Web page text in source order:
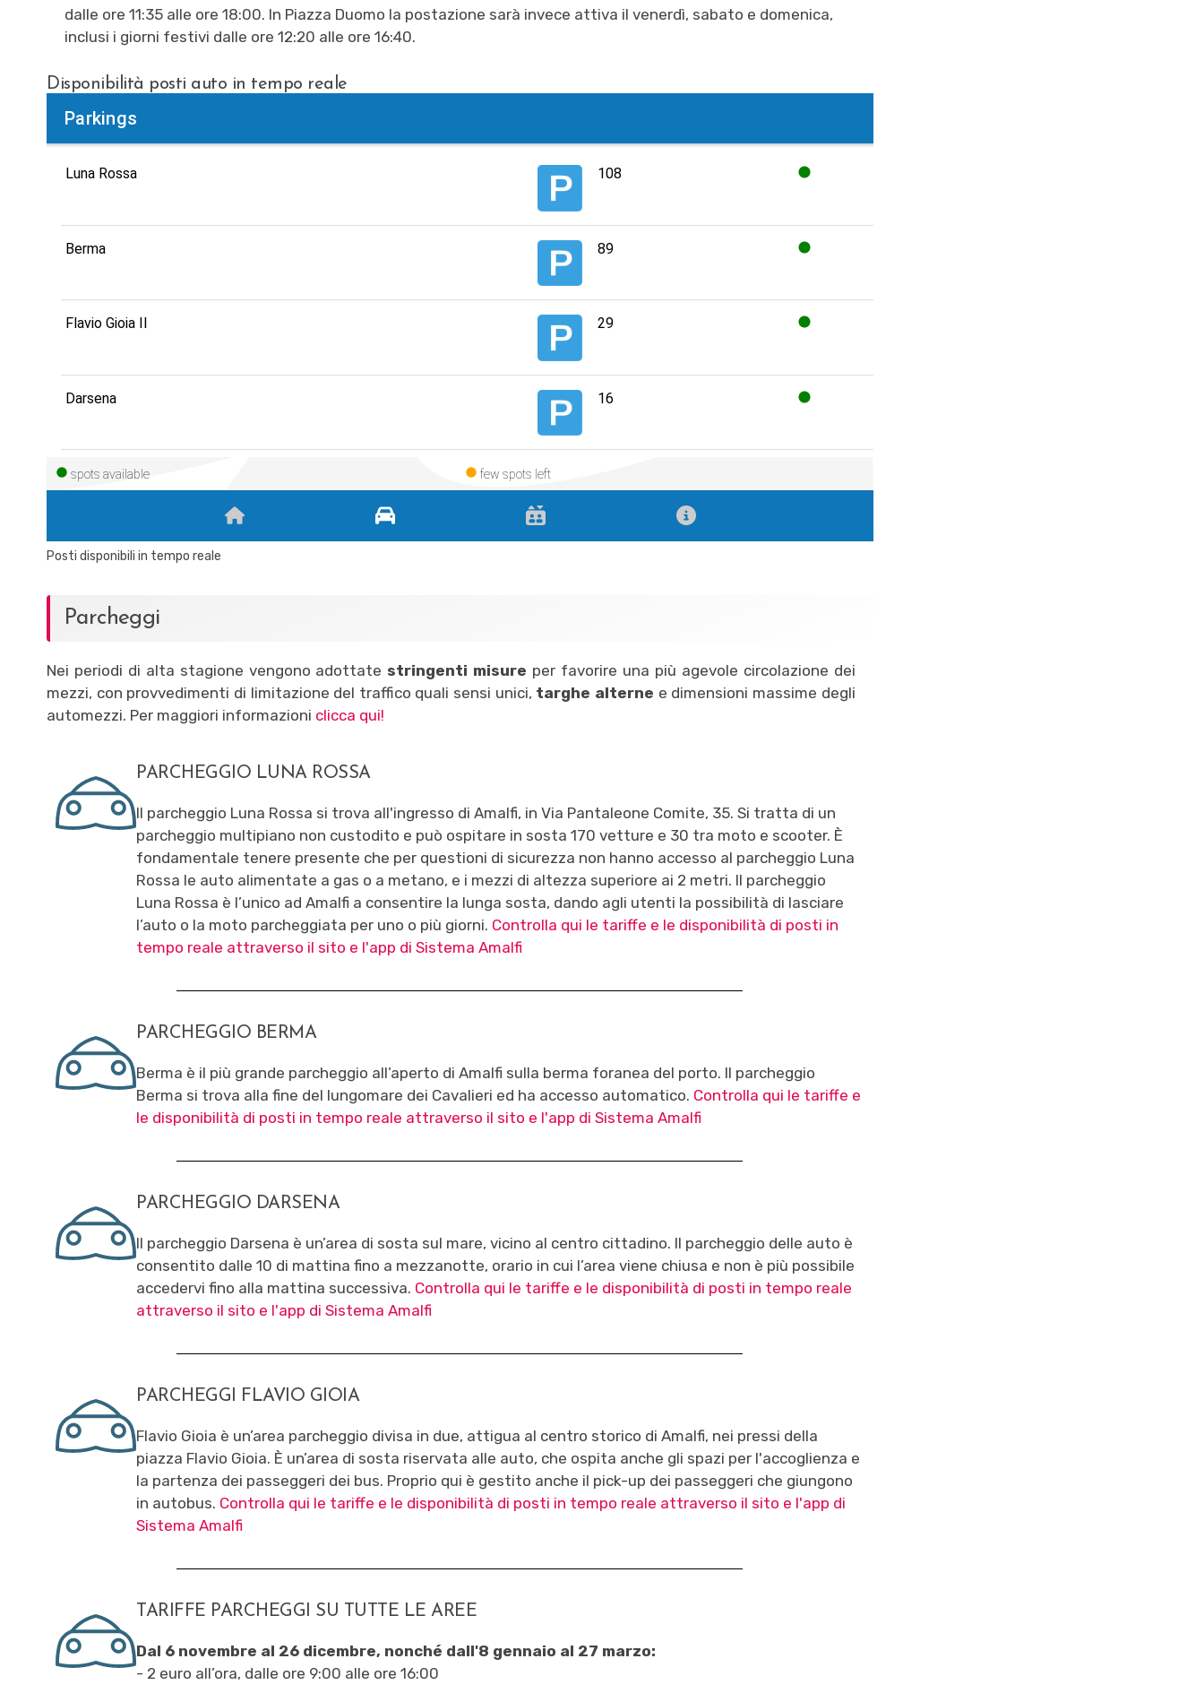
dalle ore 11:35 alle ore 18:00. In Piazza Duomo la postazione sarà invece attiva il venerdì, sabato e domenica,
inclusi i giorni festivi dalle ore 12:20 alle ore 16:40.
Disponibilità posti auto in tempo reale
Posti disponibili in tempo reale
Parcheggi
Nei periodi di alta stagione vengono adottate stringenti misure per favorire una più agevole circolazione dei
mezzi, con provvedimenti di limitazione del traffico quali sensi unici, targhe alterne e dimensioni massime degli
automezzi. Per maggiori informazioni clicca qui!
PARCHEGGIO LUNA ROSSA
Il parcheggio Luna Rossa si trova all'ingresso di Amalfi, in Via Pantaleone Comite, 35. Si tratta di un
parcheggio multipiano non custodito e può ospitare in sosta 170 vetture e 30 tra moto e scooter. È
fondamentale tenere presente che per questioni di sicurezza non hanno accesso al parcheggio Luna
Rossa le auto alimentate a gas o a metano, e i mezzi di altezza superiore ai 2 metri. Il parcheggio
Luna Rossa è l’unico ad Amalfi a consentire la lunga sosta, dando agli utenti la possibilità di lasciare
l’auto o la moto parcheggiata per uno o più giorni. Controlla qui le tariffe e le disponibilità di posti in
tempo reale attraverso il sito e l'app di Sistema Amalfi
PARCHEGGIO BERMA
Berma è il più grande parcheggio all’aperto di Amalfi sulla berma foranea del porto. Il parcheggio
Berma si trova alla fine del lungomare dei Cavalieri ed ha accesso automatico. Controlla qui le tariffe e
le disponibilità di posti in tempo reale attraverso il sito e l'app di Sistema Amalfi
PARCHEGGIO DARSENA
Il parcheggio Darsena è un’area di sosta sul mare, vicino al centro cittadino. Il parcheggio delle auto è
consentito dalle 10 di mattina fino a mezzanotte, orario in cui l’area viene chiusa e non è più possibile
accedervi fino alla mattina successiva. Controlla qui le tariffe e le disponibilità di posti in tempo reale
attraverso il sito e l'app di Sistema Amalfi
PARCHEGGI FLAVIO GIOIA
Flavio Gioia è un’area parcheggio divisa in due, attigua al centro storico di Amalfi, nei pressi della
piazza Flavio Gioia. È un’area di sosta riservata alle auto, che ospita anche gli spazi per l'accoglienza e
la partenza dei passeggeri dei bus. Proprio qui è gestito anche il pick-up dei passeggeri che giungono
in autobus. Controlla qui le tariffe e le disponibilità di posti in tempo reale attraverso il sito e l'app di
Sistema Amalfi
TARIFFE PARCHEGGI SU TUTTE LE AREE
Dal 6 novembre al 26 dicembre, nonché dall'8 gennaio al 27 marzo:
- 2 euro all’ora, dalle ore 9:00 alle ore 16:00